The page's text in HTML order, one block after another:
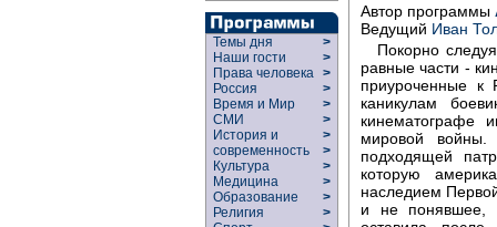
Темы дня
>
Наши гости
>
Права человека >
Россия
>
Время и Мир
>
СМИ
>
История и
современность
>
>
Культура
>
Медицина
>
Образование
>
Религия
>
Автор программы
Ведущий Иван
Покорно
равные части -
приуроченные к
каникулам
кинематографе
мировой войны.
подходящей
которую
наследием
и не понявшее,